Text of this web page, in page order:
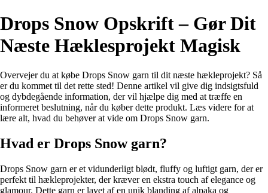
Drops Snow Opskrift – Gør Dit
Næste Hæklesprojekt Magisk
Overvejer du at købe Drops Snow garn til dit næste hækleprojekt? Så
er du kommet til det rette sted! Denne artikel vil give dig indsigtsfuld
og dybdegående information, der vil hjælpe dig med at træffe en
informeret beslutning, når du køber dette produkt. Læs videre for at
lære alt, hvad du behøver at vide om Drops Snow garn.
Hvad er Drops Snow garn?
Drops Snow garn er et vidunderligt blødt, fluffy og luftigt garn, der er
perfekt til hækleprojekter, der kræver en ekstra touch af elegance og
glamour. Dette garn er lavet af en unik blanding af alpaka og